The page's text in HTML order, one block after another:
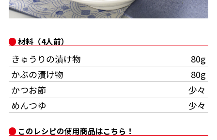
旨さ、別格。だし屋の鍋 韓福善シリーズ
時短レシピ
おいしいレシピを商品から探す
かつお節レシピ
めんつゆレシピ
ヤマキ かつお節プラス®
かつお節・だしを楽しむ
だしコミュ
- ヤマキ かつお節プラス®
採用情報
- ジョブリターン制
コミュニティサイト
Global
このレシピの使用商品はこちら！
材料（4人前）
きゅうりの漬け物
80g
かぶの漬け物
80g
かつお節
少々
めんつゆ
少々